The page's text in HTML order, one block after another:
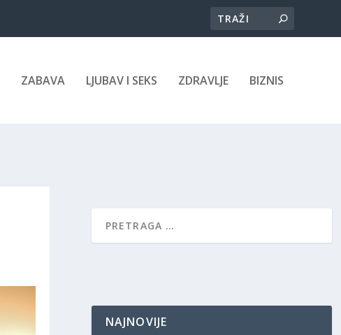
ZABAVA LJUBAV I SEKS ZDRAVLJE BIZNIS
NAJNOVIJE